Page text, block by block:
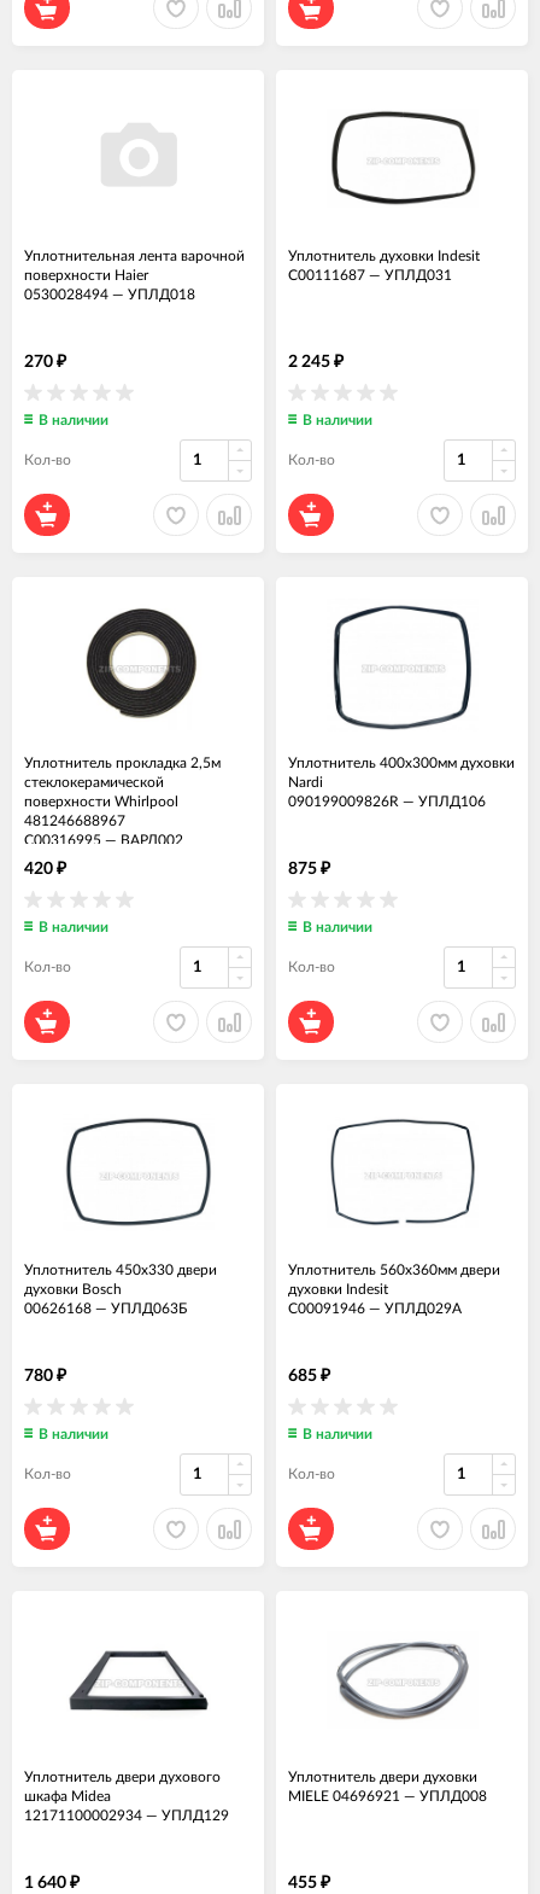
Уплотнительная лента варочной
поверхности Haier
0530028494 — УПЛД018
270 ₽
В наличии
Кол-во
Уплотнитель духовки Indesit
C00111687 — УПЛД031
2 245 ₽
В наличии
Кол-во
Уплотнитель прокладка 2,5м
стеклокерамической
поверхности Whirlpool
481246688967
C00316995 — ВАРД002
420 ₽
В наличии
Кол-во
Уплотнитель 400x300мм духовки
Nardi
090199009826R — УПЛД106
875 ₽
В наличии
Кол-во
Уплотнитель 450x330 двери
духовки Bosch
00626168 — УПЛД063Б
780 ₽
В наличии
Кол-во
Уплотнитель 560x360мм двери
духовки Indesit
C00091946 — УПЛД029А
685 ₽
В наличии
Кол-во
Уплотнитель двери духового
шкафа Midea
12171100002934 — УПЛД129
1 640 ₽
Уплотнитель двери духовки
MIELE 04696921 — УПЛД008
455 ₽